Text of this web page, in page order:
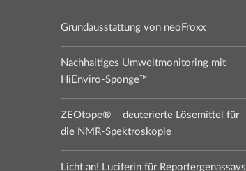
Grundausstattung von neoFroxx
Nachhaltiges Umweltmonitoring mit
HiEnviro-Sponge™
ZEOtope® – deuterierte Lösemittel für
die NMR-Spektroskopie
Licht an! Luciferin für Reportergenassays